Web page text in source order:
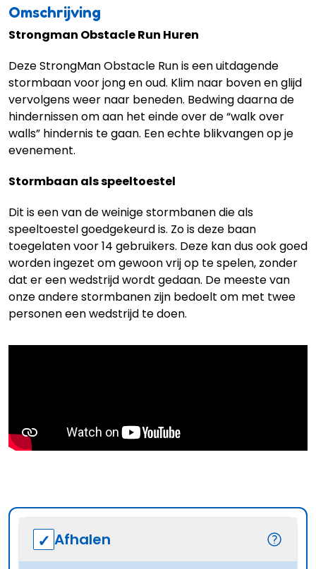
Omschrijving
Strongman Obstacle Run Huren
Deze StrongMan Obstacle Run is een uitdagende
stormbaan voor jong en oud. Klim naar boven en glijd
vervolgens weer naar beneden. Bedwing daarna de
hindernissen om aan het einde over de “walk over
walls” hindernis te gaan. Een echte blikvangen op je
evenement.
Stormbaan als speeltoestel
Dit is een van de weinige stormbanen die als
speeltoestel goedgekeurd is. Zo is deze baan
toegelaten voor 14 gebruikers. Deze kan dus ook goed
worden ingezet om gewoon vrij op te spelen, zonder
dat er een wedstrijd wordt gedaan. De meeste van
onze andere stormbanen zijn bedoelt om met twee
personen een wedstrijd te doen.
Afhalen